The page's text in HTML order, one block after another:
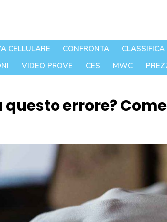
CELLULARE CONFRONTA CLASSIFICA
VIDEO PROVE CES MWC
questo errore? Come